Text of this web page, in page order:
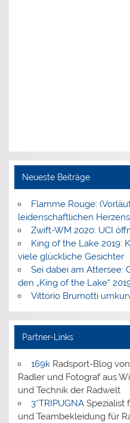
Neueste Beiträge
Flamme Rouge:
leidenschaftlichen
Zwift-WM 2020: UCI
King of the Lake 2019:
viele glückliche Gesichter
Sei dabei am Attersee:
den „King of the Lake“
Vittorio Brumotti
Partner-Links
169kRadsport-Blog
Radler und Fotograf aus
und Technik der Radwelt
3*TRIPUGNASpezialist
und Teambekleidung für